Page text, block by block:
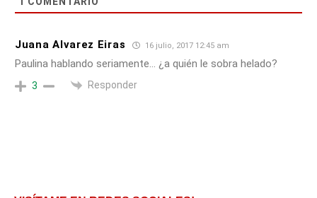
Juana Alvarez Eiras 16 julio, 2017 12:45 am
Paulina hablando seriamente… ¿a quién le sobra helado?
3 Responder